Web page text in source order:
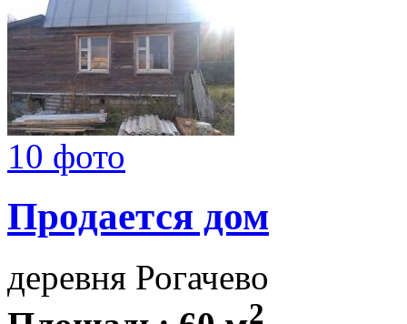
10 фото
Продается дом
деревня Рогачево
2